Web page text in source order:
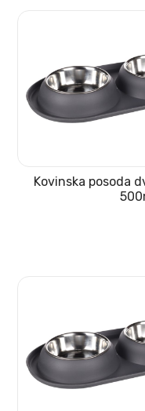
Kovinska posoda